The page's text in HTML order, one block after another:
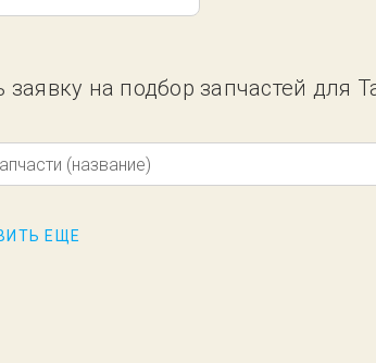
заявку на подбор запчастей для
(название)
ЕЩЕ